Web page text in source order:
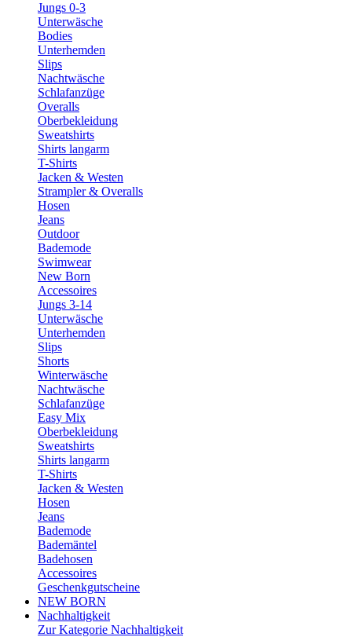
Jungs 0-3
Unterwäsche
Bodies
Unterhemden
Slips
Nachtwäsche
Schlafanzüge
Overalls
Oberbekleidung
Sweatshirts
Shirts langarm
T-Shirts
Jacken & Westen
Strampler & Overalls
Hosen
Jeans
Outdoor
Bademode
Swimwear
New Born
Accessoires
Jungs 3-14
Unterwäsche
Unterhemden
Slips
Shorts
Winterwäsche
Nachtwäsche
Schlafanzüge
Easy Mix
Oberbekleidung
Sweatshirts
Shirts langarm
T-Shirts
Jacken & Westen
Hosen
Jeans
Bademode
Bademäntel
Badehosen
Accessoires
Geschenkgutscheine
NEW BORN
Nachhaltigkeit
Zur Kategorie Nachhaltigkeit